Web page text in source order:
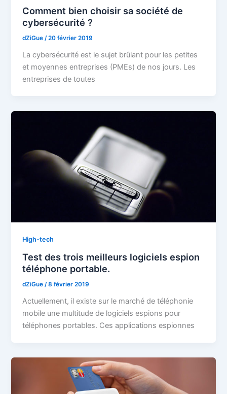
Comment bien choisir sa société de
cybersécurité ?
dZiGue /20 février 2019
La cybersécurité est le sujet brûlant pour les petites
et moyennes entreprises (PMEs) de nos jours. Les
entreprises de toutes
High-tech
Test des trois meilleurs logiciels espion
téléphone portable.
dZiGue/8 février 2019
Actuellement, il existe sur le marché de téléphonie
mobile une multitude de logiciels espions pour
téléphones portables. Ces applications espionnes